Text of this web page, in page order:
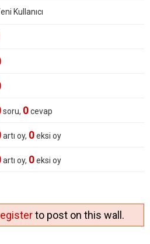
Kullanıcı
soru, 0cevap
artı oy, 0eksi oy
artı oy, 0eksi oy
to post on this wall.